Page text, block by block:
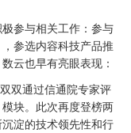
参与相关工作：参与
参选内容科技产品推
云也早有亮眼表现：
双通过信通院专家评
块。此次再度登榜两
淀的技术领先性和行